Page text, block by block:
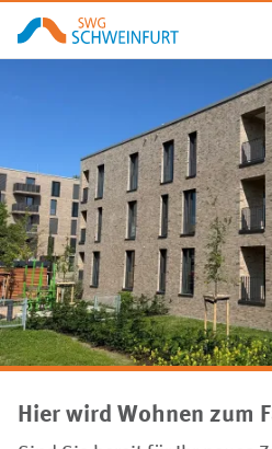
Hier wird Wohnen zum